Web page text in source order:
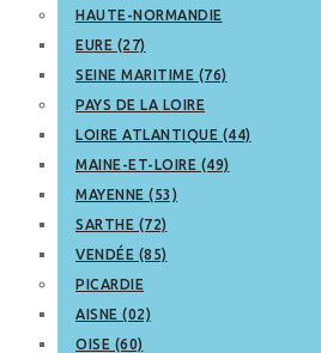
HAUTE-NORMANDIE
EURE (27)
SEINE MARITIME (76)
PAYS DE LA LOIRE
LOIRE ATLANTIQUE (44)
MAINE-ET-LOIRE (49)
MAYENNE (53)
SARTHE (72)
VENDÉE (85)
PICARDIE
AISNE (02)
OISE (60)